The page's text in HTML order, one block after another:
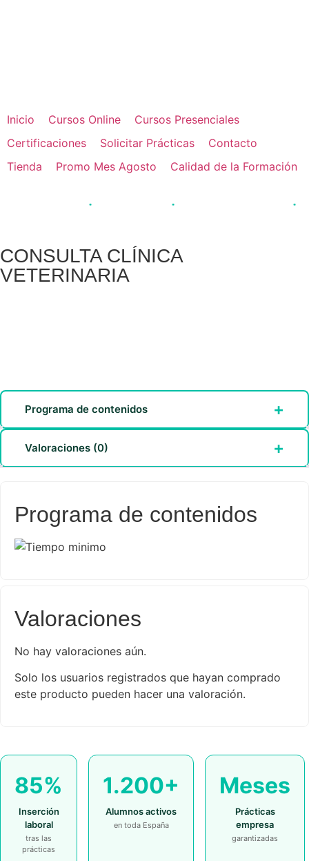
Inicio Cursos Online
Cursos Presenciales
Certificaciones
Solicitar Prácticas
Contacto
Tienda
Promo Mes Agosto Calidad de la Formación
Acreditación JCCM Pago fraccionado disponible
CONSULTA CLÍNICA
VETERINARIA
Programa de contenidos
Valoraciones (0)
Programa de contenidos
Valoraciones
No hay valoraciones aún.
Solo los usuarios registrados que hayan comprado
este producto pueden hacer una valoración.
85%
Inserción
laboral
tras las
prácticas
1.200+
Alumnos activos
en toda España
Meses
Prácticas
empresa
garantizadas